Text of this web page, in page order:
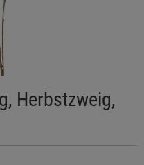
Herbstzweig,